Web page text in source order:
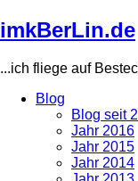
Direkt
zum
imkBerLin.de
...ich fliege auf
navigation
Blog
Blog seit
Jahr 2016
Jahr 2015
Jahr 2014